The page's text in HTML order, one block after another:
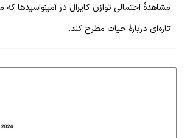
مشاهدهٔ احتمالی توازن کایرال در آمینواسیدها
تازه‌ای دربارهٔ حیات مطرح کند.